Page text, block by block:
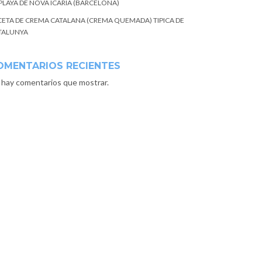
DE NOVA ICARIA (BARCELONA)
DE CREMA CATALANA (CREMA QUEMADA) TIPICA DE
RECIENTES
comentarios que mostrar.